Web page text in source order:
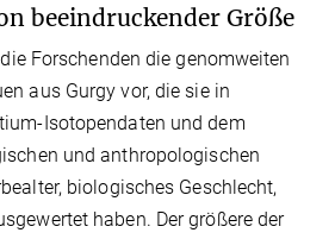
beeindruckender Größe
Forschenden die genomweiten
aus Gurgy vor, die sie in
Isotopendaten und dem
und anthropologischen
biologisches Geschlecht,
haben. Der größere der